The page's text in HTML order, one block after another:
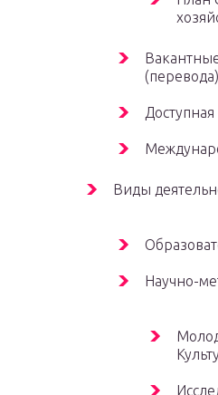
(перевода)
Доступная
Виды
Научно-